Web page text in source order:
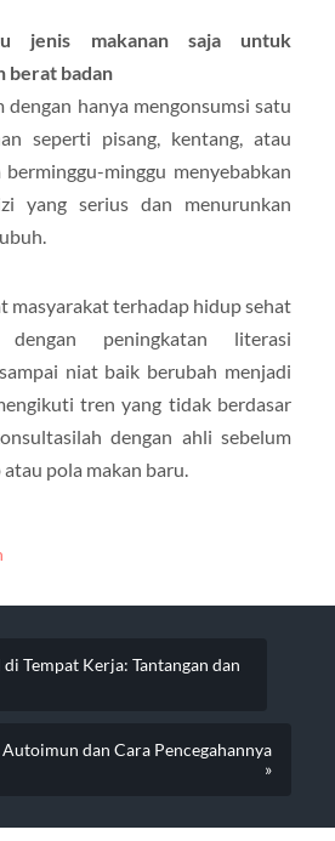
jenis makanan saja untuk
berat badan
dengan hanya mengonsumsi satu
seperti pisang, kentang, atau
minggu menyebabkan
yang serius dan menurunkan
masyarakat terhadap hidup sehat
peningkatan literasi
niat baik berubah menjadi
tren yang tidak berdasar
dengan ahli sebelum
pola makan baru.
Tempat Kerja: Tantangan dan
dan Cara Pencegahannya
»